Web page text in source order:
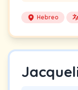
Hebreo